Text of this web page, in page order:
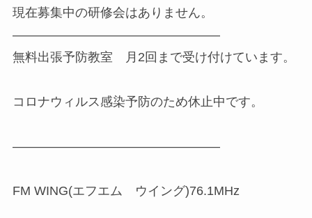
現在募集中の研修会はありません。
————————————————–
無料出張予防教室 月2回まで受け付けています。
コロナウィルス感染予防のため休止中です。
————————————————–
FM WING(エフエム ウイング)76.1MHz